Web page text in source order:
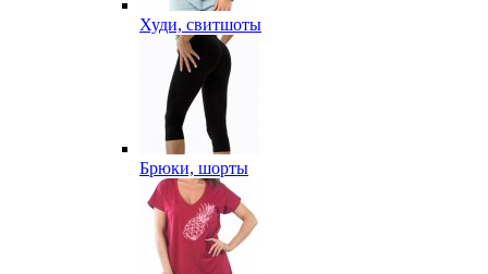
Худи, свитшоты
Брюки, шорты